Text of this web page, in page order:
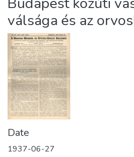
About us
válsága és az
Date
1937-06-27